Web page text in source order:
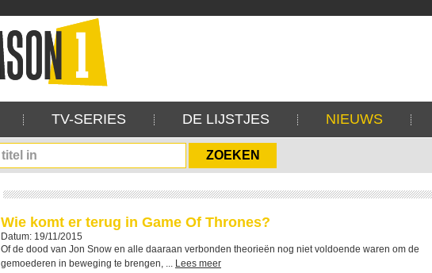
TV-SERIES DE LIJSTJES NIEUWS
Wie komt er terug in Game Of Thrones?
Datum: 19/11/2015
Of de dood van Jon Snow en alle daaraan verbonden theorieën nog niet voldoende waren om de
gemoederen in beweging te brengen, ... Lees meer